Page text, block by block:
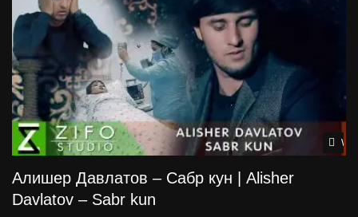
Алишер Давлатов – Сабр кун | Alisher
Davlatov – Sabr kun